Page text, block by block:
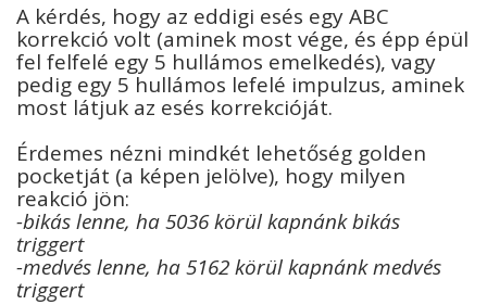
A kérdés, hogy az eddigi esés egy ABC
korrekció volt (aminek most vége, és épp épül
fel felfelé egy 5 hullámos emelkedés), vagy
pedig egy 5 hullámos lefelé impulzus, aminek
most látjuk az esés korrekcióját.
Érdemes nézni mindkét lehetőség golden
pocketját (a képen jelölve), hogy milyen
reakció jön:
-bikás lenne, ha 5036 körül kapnánk bikás
triggert
-medvés lenne, ha 5162 körül kapnánk medvés
triggert